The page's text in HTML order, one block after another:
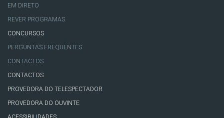
EM DIRETO
REVER PROGRAMAS
CONCURSOS
PERGUNTAS FREQUENTES
CONTACTOS
CONTACTOS
PROVEDORA DO TELESPECTADOR
PROVEDORA DO OUVINTE